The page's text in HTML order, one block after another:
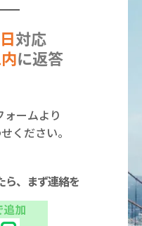
対応
に返答
ームより
ください。
ら、まず連絡を
追加